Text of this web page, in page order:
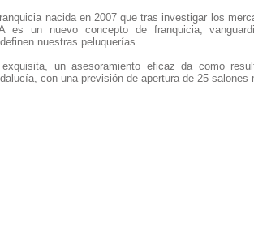
nacida en 2007 que tras investigar los
es un nuevo concepto de franquicia,
nuestras peluquerías.
exquisita, un asesoramiento eficaz da como
con una previsión de apertura de 25 salones